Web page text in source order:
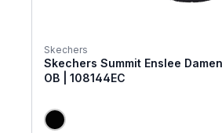
Skechers
Skechers Summit Enslee
OB | 108144EC